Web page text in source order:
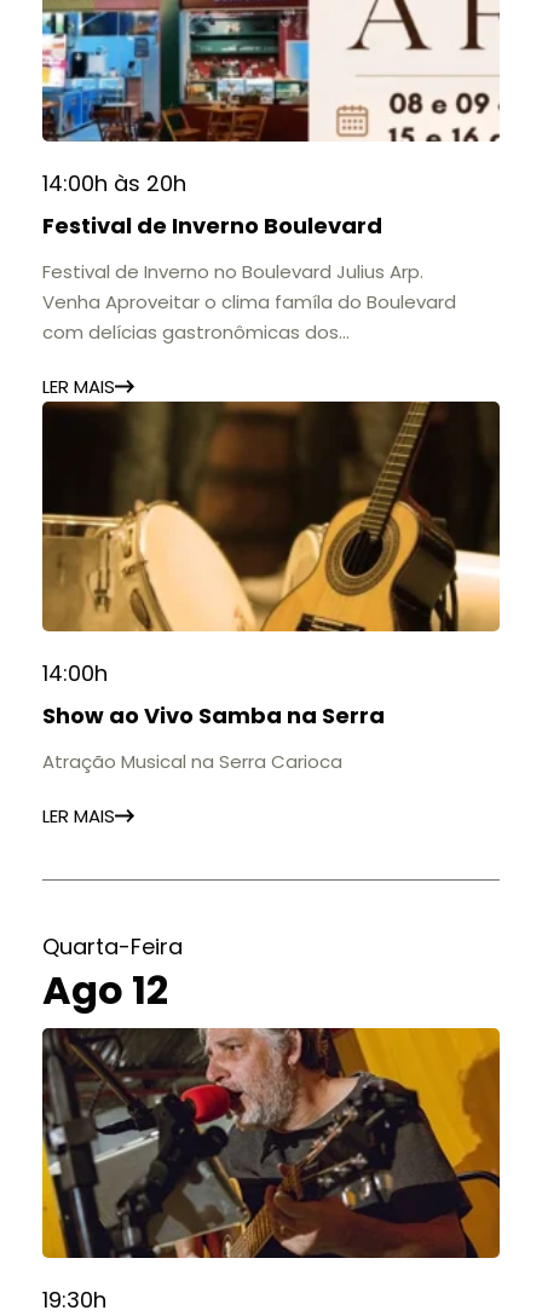
14:00h às 20h
Festival de Inverno Boulevard
Festival de Inverno no Boulevard Julius Arp.
Venha Aproveitar o clima famíla do Boulevard
com delícias gastronômicas dos
LER MAIS
14:00h
Show ao Vivo Samba na Serra
Atração Musical na Serra Carioca
LER MAIS
Quarta-Feira
Ago 12
19:30h